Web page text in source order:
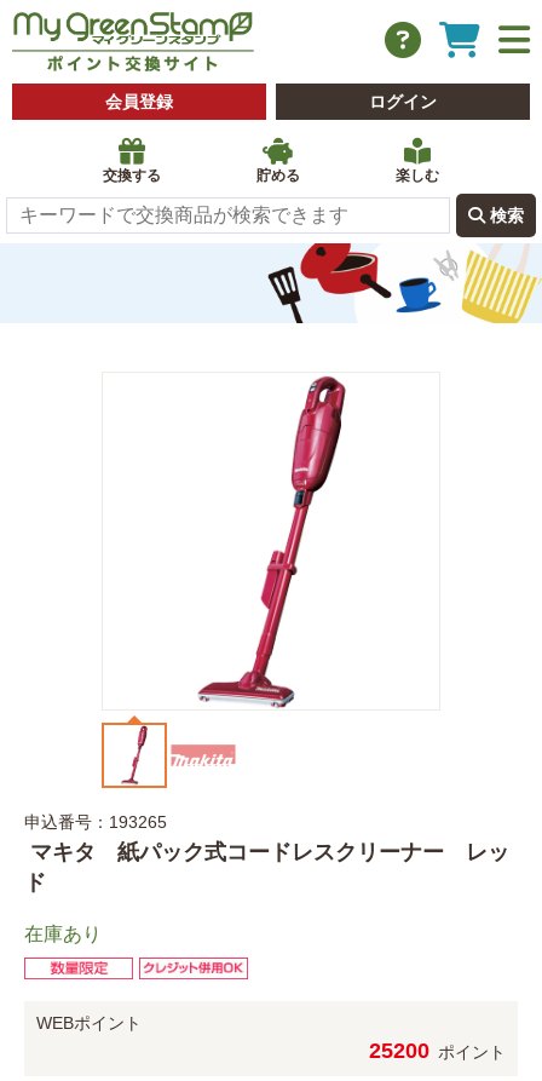
会員登録 ログイン
交換する 貯める 楽しむ
 検索
申込番号：193265
マキタ 紙パック式コードレスクリーナー レッ
ド
在庫あり
WEBポイント
25200 ポイント